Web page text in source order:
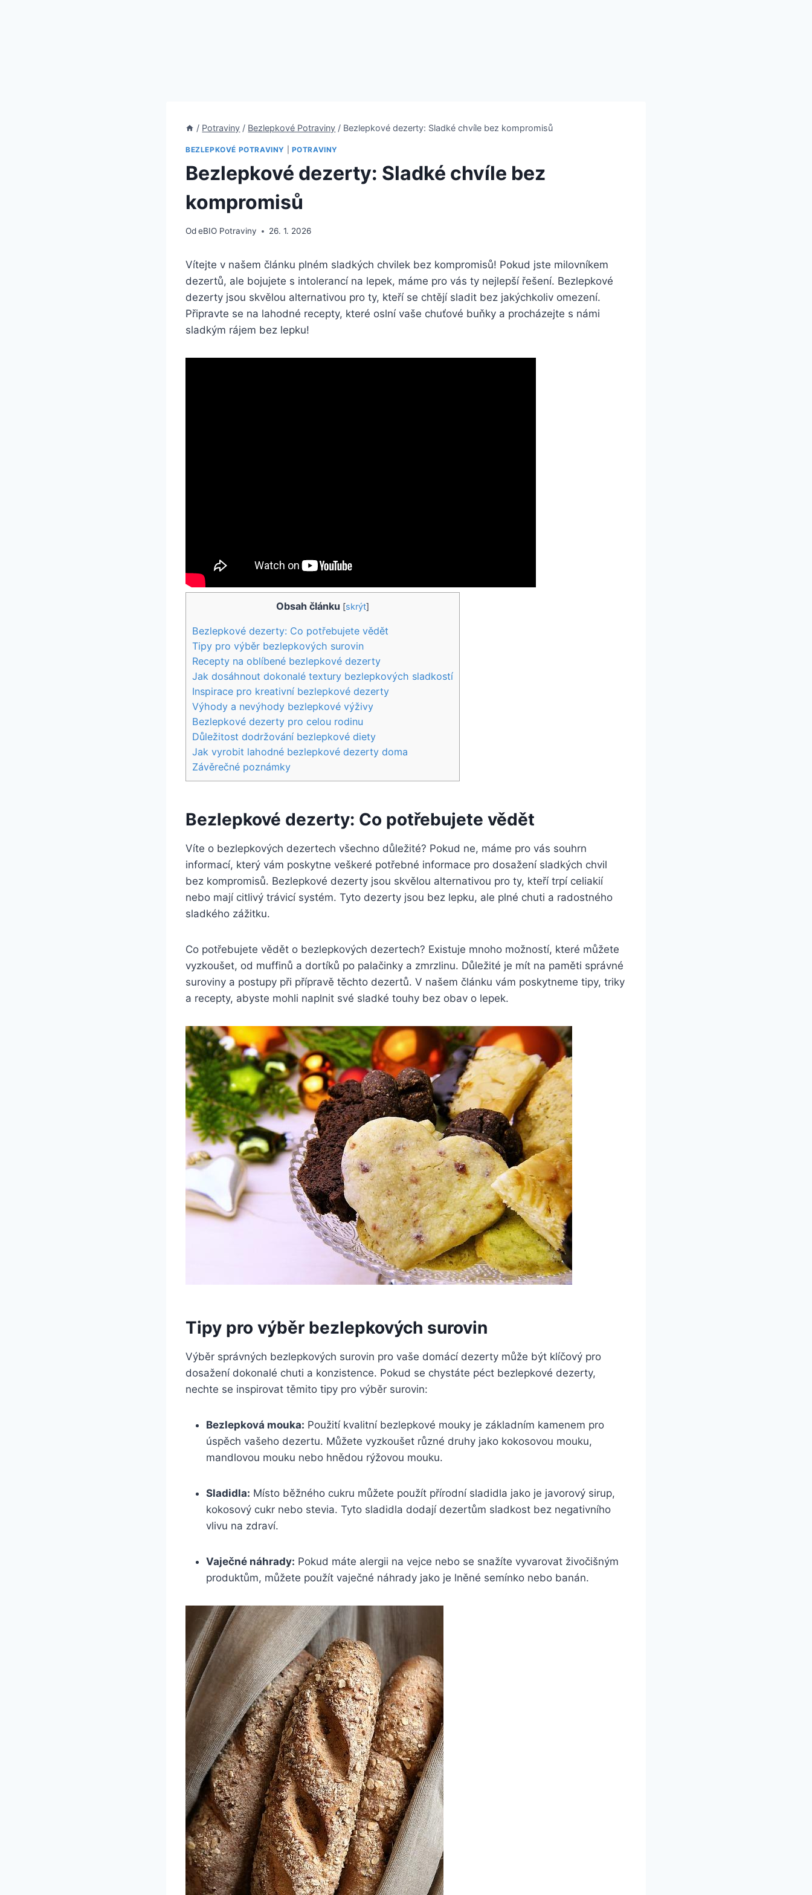
/ Potraviny / Bezlepkové Potraviny / Bezlepkové dezerty: Sladké chvíle bez kompromisů
BEZLEPKOVÉ POTRAVINY POTRAVINY
Bezlepkové dezerty: Sladké chvíle bez
kompromisů
OdeBIO Potraviny 26. 1. 2026
Vítejte v našem článku plném sladkých chvilek bez kompromisů! Pokud jste milovníkem
dezertů, ale bojujete s intolerancí na lepek, máme pro vás ty nejlepší řešení. Bezlepkové
dezerty jsou skvělou alternativou pro ty, kteří se chtějí sladit bez jakýchkoliv omezení.
Připravte se na lahodné recepty, které oslní vaše chuťové buňky a procházejte s námi
sladkým rájem bez lepku!
Obsah článku [skrýt]
Bezlepkové dezerty: Co potřebujete vědět
Tipy pro výběr bezlepkových surovin
Recepty na oblíbené bezlepkové dezerty
Jak dosáhnout dokonalé textury bezlepkových sladkostí
Inspirace pro kreativní bezlepkové dezerty
Výhody a nevýhody bezlepkové výživy
Bezlepkové dezerty pro celou rodinu
Důležitost dodržování bezlepkové diety
Jak vyrobit lahodné bezlepkové dezerty doma
Závěrečné poznámky
Bezlepkové dezerty: Co potřebujete vědět
Víte o bezlepkových dezertech všechno důležité? Pokud ne, máme pro vás souhrn
informací, který vám poskytne veškeré potřebné informace pro dosažení sladkých chvil
bez kompromisů. Bezlepkové dezerty jsou skvělou alternativou pro ty, kteří trpí celiakií
nebo mají citlivý trávicí systém. Tyto dezerty jsou bez lepku, ale plné chuti a radostného
sladkého zážitku.
Co potřebujete vědět o bezlepkových dezertech? Existuje mnoho možností, které můžete
vyzkoušet, od muffinů a dortíků po palačinky a zmrzlinu. Důležité je mít na paměti správné
suroviny a postupy při přípravě těchto dezertů. V našem článku vám poskytneme tipy, triky
a recepty, abyste mohli naplnit své sladké touhy bez obav o lepek.
Tipy pro výběr bezlepkových surovin
Výběr správných bezlepkových surovin pro vaše domácí dezerty může být klíčový pro
dosažení dokonalé chuti a konzistence. Pokud se chystáte péct bezlepkové dezerty,
nechte se inspirovat těmito tipy pro výběr surovin:
Bezlepková mouka: Použití kvalitní bezlepkové mouky je základním kamenem pro
úspěch vašeho dezertu. Můžete vyzkoušet různé druhy jako kokosovou mouku,
mandlovou mouku nebo hnědou rýžovou mouku.
Sladidla: Místo běžného cukru můžete použít přírodní sladidla jako je javorový sirup,
kokosový cukr nebo stevia. Tyto sladidla dodají dezertům sladkost bez negativního
vlivu na zdraví.
Vaječné náhrady: Pokud máte alergii na vejce nebo se snažíte vyvarovat živočišným
produktům, můžete použít vaječné náhrady jako je lněné semínko nebo banán.